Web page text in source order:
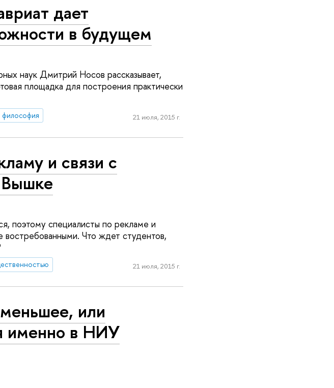
дает
в будущем
наук Дмитрий Носов рассказывает,
площадка для построения практически
философия 21 июля, 2015 г.
и связи с
поэтому специалисты по рекламе и
Что ждет студентов,
21 июля, 2015 г.
или
именно в НИУ